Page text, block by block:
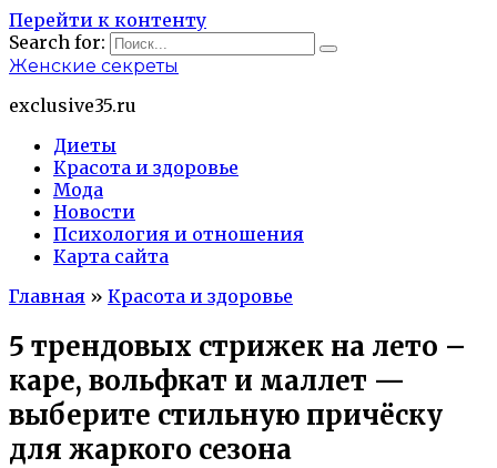
Перейти к контенту
Search for:
Женские секреты
exclusive35.ru
Диеты
Красота и здоровье
Мода
Новости
Психология и отношения
Карта сайта
Главная » Красота и здоровье
5 трендовых стрижек на лето –
каре, вольфкат и маллет —
выберите стильную причёску
для жаркого сезона